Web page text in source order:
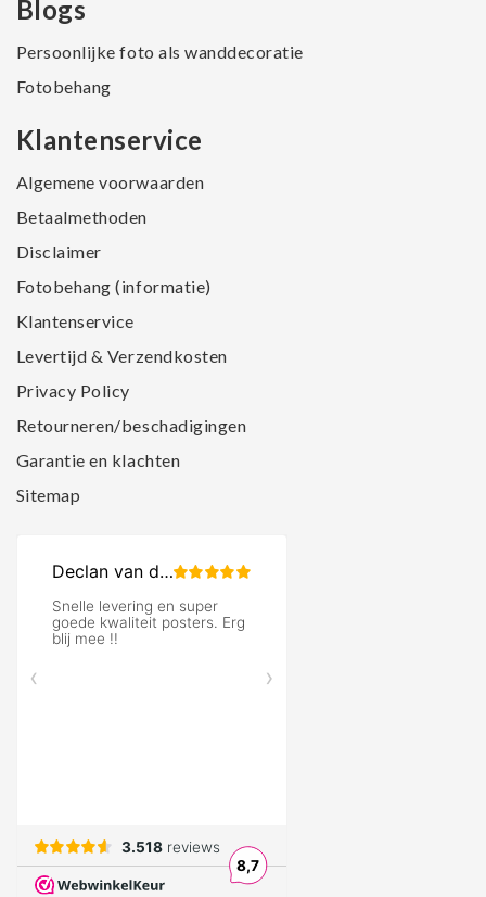
Blogs
Persoonlijke foto als wanddecoratie
Fotobehang
Klantenservice
Algemene voorwaarden
Betaalmethoden
Disclaimer
Fotobehang (informatie)
Klantenservice
Levertijd & Verzendkosten
Privacy Policy
Retourneren/beschadigingen
Garantie en klachten
Sitemap